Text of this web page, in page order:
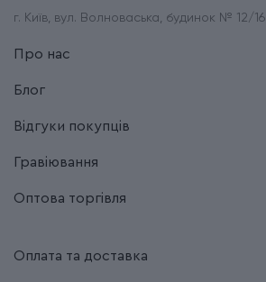
г. Київ, вул. Волноваська, будинок № 12/16
Про нас
Блог
Відгуки покупців
Гравіювання
Оптова торгівля
Оплата та доставка